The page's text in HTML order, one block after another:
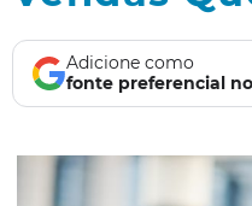
Adicione como
fonte preferencial